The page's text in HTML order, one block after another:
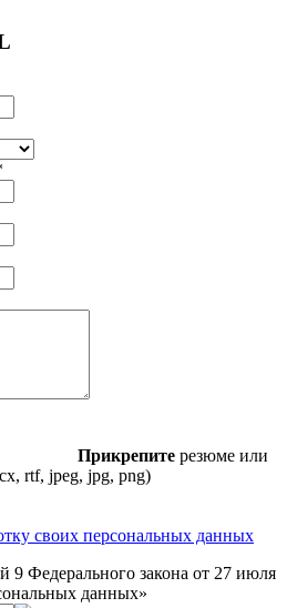
Прикрепите резюме или
rtf, jpeg, jpg, png)
своих персональных данных
9 Федерального закона от 27 июля
данных»